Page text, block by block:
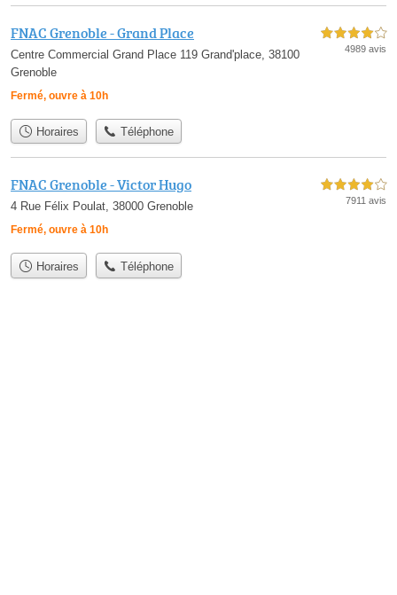
FNAC Grenoble - Grand Place
Centre Commercial Grand Place 119 Grand'place, 38100
Grenoble
Fermé, ouvre à 10h
4,0 étoiles sur 5
4989 avis
Horaires Téléphone
FNAC Grenoble - Victor Hugo
4 Rue Félix Poulat, 38000 Grenoble
Fermé, ouvre à 10h
4,0 étoiles sur 5
7911 avis
Horaires Téléphone